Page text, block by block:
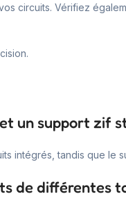
circuits. Vérifiez
un support zif
intégrés, tandis que le
de différentes